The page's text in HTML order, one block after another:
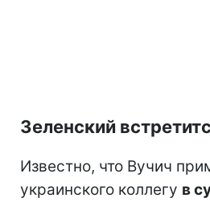
Зеленский
Известно, что Вучич
украинского коллегу в